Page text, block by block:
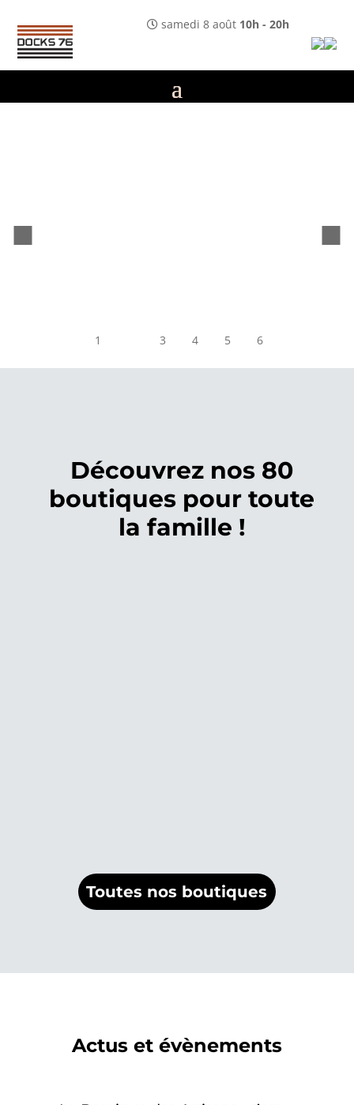
samedi 8 août 10h - 20h
1 3 4 5 6
Découvrez nos 80
boutiques pour toute
la famille !
Toutes nos boutiques
Actus et évènements